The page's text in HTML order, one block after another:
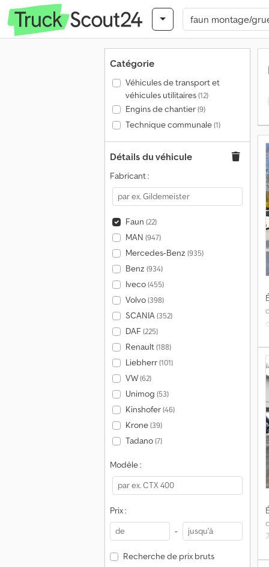
Catégorie
Véhicules de transport et
véhicules utilitaires(12)
Engins de chantier(9)
Technique communale(1)
Détails du véhicule
Fabricant :
Faun (22)
MAN (947)
Mercedes-Benz (935)
Benz (934)
Iveco(455)
Volvo(398)
SCANIA(352)
DAF (225)
Renault(188)
Liebherr(101)
VW(62)
Unimog (53)
Kinshofer(46)
Krone(39)
Tadano(7)
Modèle :
Prix :
-
Recherche de prix bruts